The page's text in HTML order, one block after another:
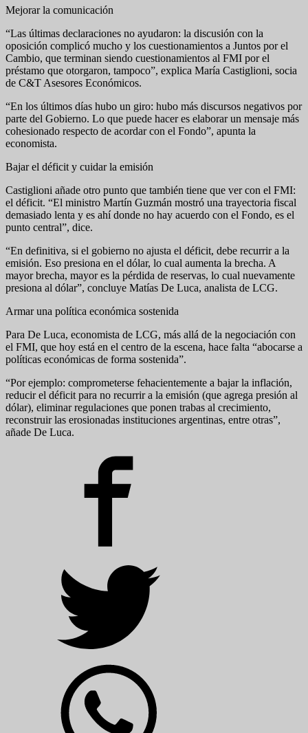
Mejorar la comunicación
“Las últimas declaraciones no ayudaron: la discusión con la
oposición complicó mucho y los cuestionamientos a Juntos por el
Cambio, que terminan siendo cuestionamientos al FMI por el
préstamo que otorgaron, tampoco”, explica María Castiglioni, socia
de C&T Asesores Económicos.
“En los últimos días hubo un giro: hubo más discursos negativos por
parte del Gobierno. Lo que puede hacer es elaborar un mensaje más
cohesionado respecto de acordar con el Fondo”, apunta la
economista.
Bajar el déficit y cuidar la emisión
Castiglioni añade otro punto que también tiene que ver con el FMI:
el déficit. “El ministro Martín Guzmán mostró una trayectoria fiscal
demasiado lenta y es ahí donde no hay acuerdo con el Fondo, es el
punto central”, dice.
“En definitiva, si el gobierno no ajusta el déficit, debe recurrir a la
emisión. Eso presiona en el dólar, lo cual aumenta la brecha. A
mayor brecha, mayor es la pérdida de reservas, lo cual nuevamente
presiona al dólar”, concluye Matías De Luca, analista de LCG.
Armar una política económica sostenida
Para De Luca, economista de LCG, más allá de la negociación con
el FMI, que hoy está en el centro de la escena, hace falta “abocarse a
políticas económicas de forma sostenida”.
“Por ejemplo: comprometerse fehacientemente a bajar la inflación,
reducir el déficit para no recurrir a la emisión (que agrega presión al
dólar), eliminar regulaciones que ponen trabas al crecimiento,
reconstruir las erosionadas instituciones argentinas, entre otras”,
añade De Luca.